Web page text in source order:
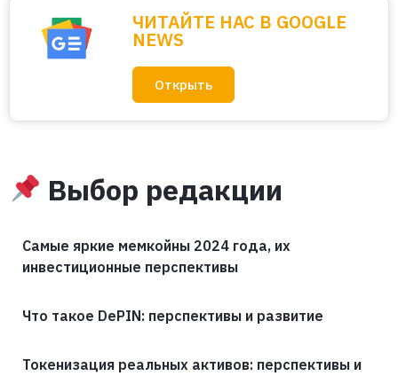
ЧИТАЙТЕ НАС В GOOGLE
NEWS
Открыть
Выбор редакции
Самые яркие мемкойны 2024 года, их
инвестиционные перспективы
Что такое DePIN: перспективы и развитие
Токенизация реальных активов: перспективы и